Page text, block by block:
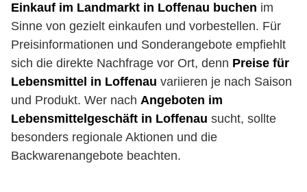
Einkauf im Landmarkt in Loffenau buchen im
Sinne von gezielt einkaufen und vorbestellen. Für
Preisinformationen und Sonderangebote empfiehlt
sich die direkte Nachfrage vor Ort, denn Preise für
Lebensmittel in Loffenau variieren je nach Saison
und Produkt. Wer nach Angeboten im
Lebensmittelgeschäft in Loffenau sucht, sollte
besonders regionale Aktionen und die
Backwarenangebote beachten.